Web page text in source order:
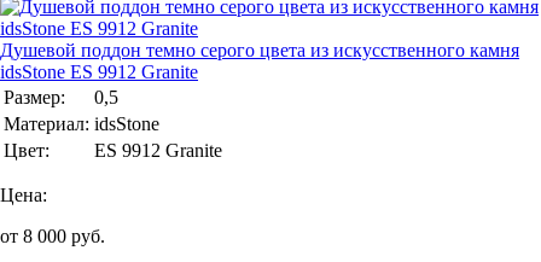
Душевой поддон темно серого цвета из искусственного камня
idsStone ES 9912 Granite
Размер:
0,5
Материал: idsStone
Цвет:
ES 9912 Granite
Цена:
от 8 000 руб.